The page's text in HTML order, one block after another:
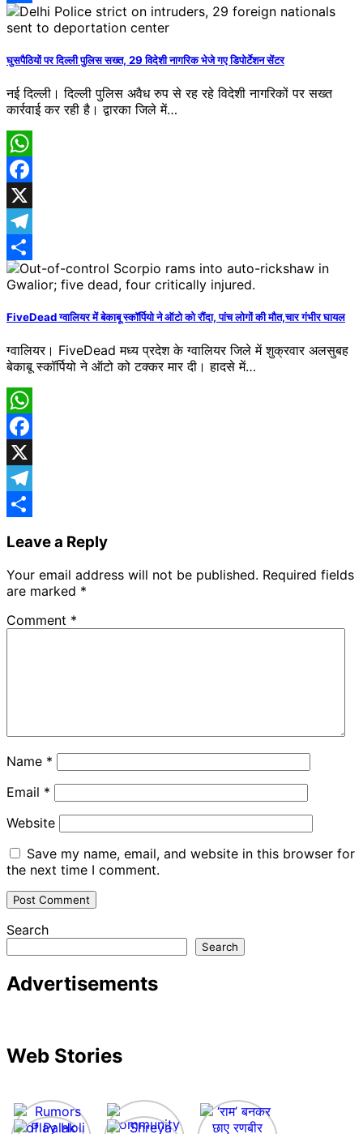
Share
घुसपैठियों पर दिल्ली पुलिस सख्त, 29 विदेशी नागरिक भेजे गए डिपोर्टेशन सेंटर
नई दिल्ली। दिल्ली पुलिस अवैध रुप से रह रहे विदेशी नागरिकों पर सख्त
कार्रवाई कर रही है। द्वारका जिले में…
WhatsApp
Facebook
X
Telegram
Share
FiveDead ग्वालियर में बेकाबू स्कॉर्पियो ने ऑटो को रौंदा, पांच लोगों की मौत,चार गंभीर घायल
ग्वालियर। FiveDead मध्य प्रदेश के ग्वालियर जिले में शुक्रवार अलसुबह
बेकाबू स्कॉर्पियो ने ऑटो को टक्कर मार दी। हादसे में…
WhatsApp
Facebook
X
Telegram
Leave a Reply
Your email address will not be published. Required fields
are marked *
Comment *
Name *
Email *
Website
Save my name, email, and website in this browser for
the next time I comment.
Search
Search
Advertisements
Web Stories